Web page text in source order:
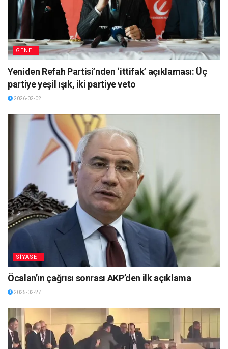
GENEL
Yeniden Refah Partisi’nden ‘ittifak’ açıklaması: Üç
partiye yeşil ışık, iki partiye veto
2026-02-02
SİYASET
Öcalan’ın çağrısı sonrası AKP’den ilk açıklama
2025-02-27